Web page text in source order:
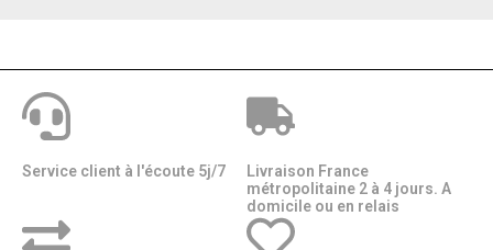
Service client à l'écoute 5j/7
Livraison France
métropolitaine 2 à 4 jours. A
domicile ou en relais​​